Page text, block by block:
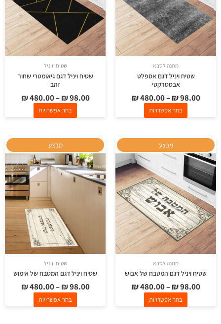
מתנה לסבא
שטיח ויניל דגם אספלט
אבסטרקטי
₪98.00
–
₪480.00
בחר אפשרויות
ניתן
לבחור
את
האפשרויות
בעמוד
שטיחי ויניל
שטיח ויניל דגם גיאומטרי שחור
זהב
₪98.00
–
₪480.00
בחר אפשרויות
ניתן
לבחור
את
האפשרויות
בעמוד
מבצע
מתנה לסבא
שטיח ויניל דגם המטבח של אבוש
₪98.00
–
₪480.00
בחר אפשרויות
זה
יש
מספר
סוגים.
ניתן
לבחור
את
האפשרויות
בעמוד
מבצע
שטיחי ויניל
שטיח ויניל דגם המטבח של אימוש
₪98.00
–
₪480.00
בחר אפשרויות
זה
יש
מספר
סוגים.
ניתן
לבחור
את
האפשרויות
בעמוד